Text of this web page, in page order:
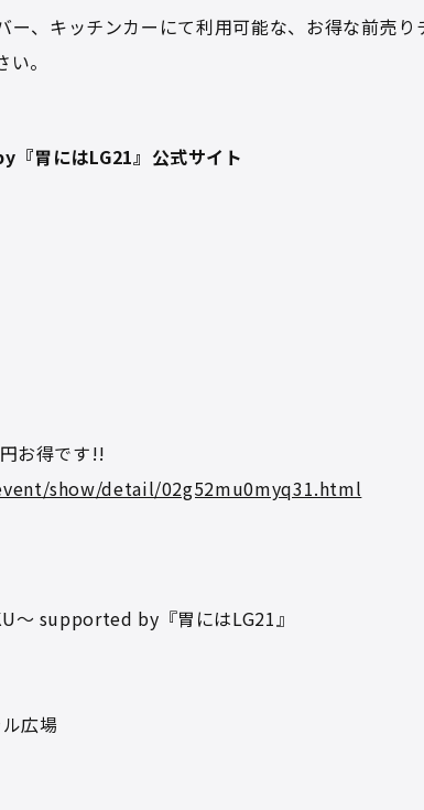
ー、キッチンカーにて利⽤可能な、お得な前売
。
胃にはLG21』公式サイト
お得です!!
show/detail/02g52mu0myq31.html
～ supported by『胃にはLG21』
広場